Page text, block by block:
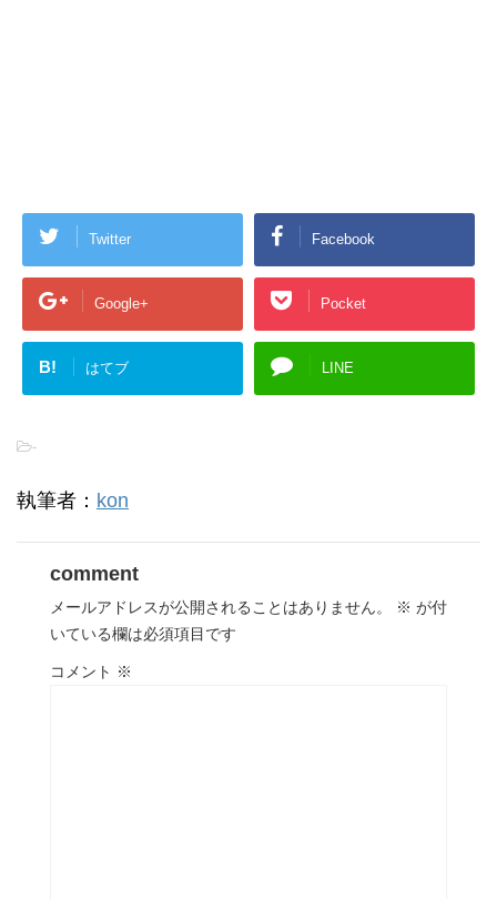
Twitter Facebook
Google+ Pocket
B! はてブ LINE
-
執筆者： kon
comment
メールアドレスが公開されることはありません。 ※ が付
いている欄は必須項目です
コメント ※